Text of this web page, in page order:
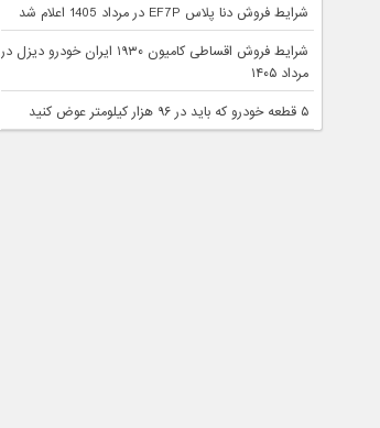
شرایط فروش دنا پلاس EF7P در مرداد 1405 اعلام شد
شرایط فروش اقساطی کامیون ۱۹۳۰ ایران خودرو دیزل در
مرداد ۱۴۰۵
۵ قطعه خودرو که باید در ۹۶ هزار کیلومتر عوض کنید